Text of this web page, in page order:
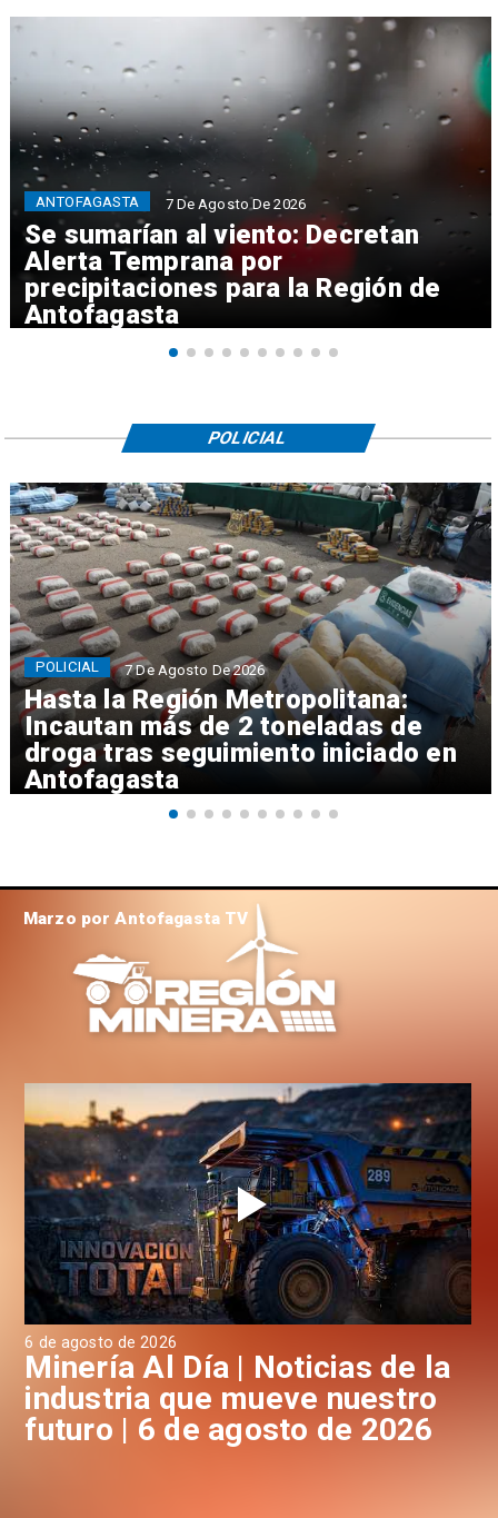
Se sumarían al viento: Decretan
Alerta Temprana por
precipitaciones para la Región de
Antofagasta
ANTOFAGASTA 7 De Agosto De 2026
Hasta la Región Metropolitana:
Incautan más de 2 toneladas de
droga tras seguimiento iniciado en
Antofagasta
POLICIAL 7 De Agosto De 2026
POLICIAL
6 de agosto de 2026
Minería Al Día | Noticias de la
industria que mueve nuestro
futuro | 6 de agosto de 2026
Marzo por Antofagasta TV